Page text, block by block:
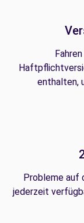
enthalten,
Probleme auf
jederzeit